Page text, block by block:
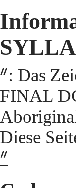
ᐥ: Das
FINAL
Diese
ᐥ